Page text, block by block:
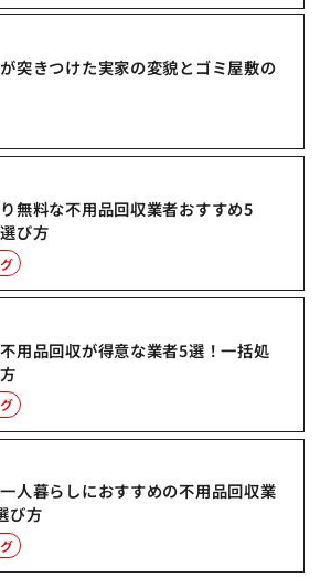
突きつけた実家の変貌とゴミ屋敷の
無料な不用品回収業者おすすめ5
び方
用品回収が得意な業者5選！一括処
人暮らしにおすすめの不用品回収業
び方